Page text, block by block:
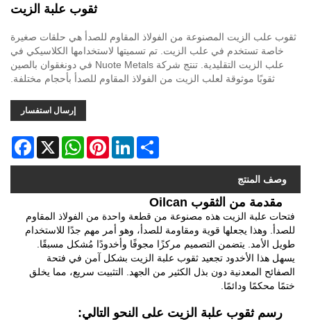
ثقوب علبة الزيت
ثقوب علب الزيت المصنوعة من الفولاذ المقاوم للصدأ هي حلقات صغيرة
خاصة تستخدم في علب الزيت. تم تسميتها لاستخدامها الكلاسيكي في
علب الزيت التقليدية. تنتج شركة Nuote Metals في دونغقوان بالصين
ثقوبًا موثوقة لعلب الزيت من الفولاذ المقاوم للصدأ بأحجام مختلفة.
إرسال استفسار
X
WhatsAppPinterestLinkedInShare
وصف المنتج
مقدمة من الثقوب Oilcan
فتحات علبة الزيت هذه مصنوعة من قطعة واحدة من الفولاذ المقاوم
للصدأ. وهذا يجعلها قوية ومقاومة للصدأ، وهو أمر مهم جدًا للاستخدام
طويل الأمد. يتضمن التصميم مركزًا مجوفًا وأخدودًا مُشكل مسبقًا.
يسهل هذا الأخدود تجعيد ثقوب علبة الزيت بشكل آمن في فتحة
الصفائح المعدنية دون بذل الكثير من الجهد. التثبيت سريع، مما يخلق
ختمًا محكمًا ودائمًا.
رسم ثقوب علبة الزيت على النحو التالي: